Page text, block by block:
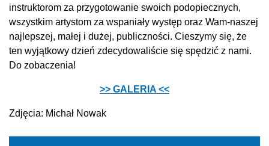
instruktorom za przygotowanie swoich podopiecznych,
wszystkim artystom za wspaniały występ oraz Wam-naszej
najlepszej, małej i dużej, publiczności. Cieszymy się, że
ten wyjątkowy dzień zdecydowaliście się spędzić z nami.
Do zobaczenia!
>> GALERIA <<
Zdjęcia: Michał Nowak